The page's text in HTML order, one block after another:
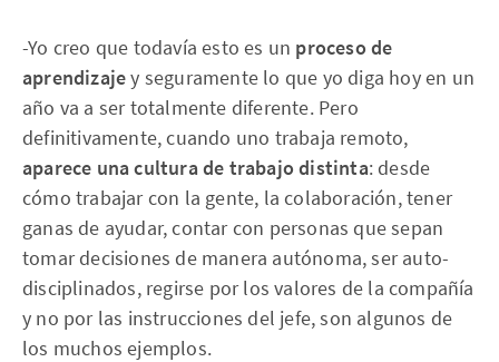
-Yo creo que todavía esto es un proceso de
aprendizajey seguramente lo que yo diga hoy en un
año va a ser totalmente diferente. Pero
definitivamente, cuando uno trabaja remoto,
aparece una cultura de trabajo distinta: desde
cómo trabajar con la gente, la colaboración, tener
ganas de ayudar, contar con personas que sepan
tomar decisiones de manera autónoma, ser auto-
disciplinados, regirse por los valores de la compañía
y no por las instrucciones del jefe, son algunos de
los muchos ejemplos.